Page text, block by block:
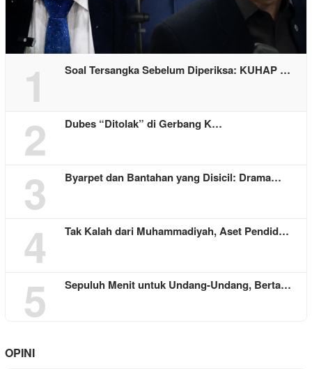
1 Soal Tersangka Sebelum Diperiksa: KUHAP …
2 Dubes “Ditolak” di Gerbang K…
3 Byarpet dan Bantahan yang Disicil: Drama…
4 Tak Kalah dari Muhammadiyah, Aset Pendid…
5 Sepuluh Menit untuk Undang-Undang, Berta…
OPINI